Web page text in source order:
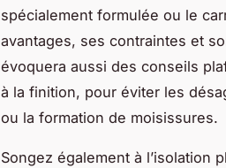
spécialement formulée ou le
avantages, ses contraintes et
évoquera aussi des conseils
à la finition, pour éviter les
ou la formation de moisissures.
Songez également à l’isolation